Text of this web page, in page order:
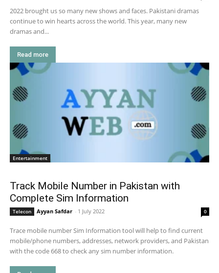
2022 brought us so many new shows and faces. Pakistani dramas
continue to win hearts across the world. This year, many new
dramas and...
Read more
Entertainment
Track Mobile Number in Pakistan with
Complete Sim Information
Telecon Ayyan Safdar - 1 July 2022 0
Trace mobile number Sim Information tool will help to find current
mobile/phone numbers, addresses, network providers, and Pakistan
with the code 668 to check any sim number information.